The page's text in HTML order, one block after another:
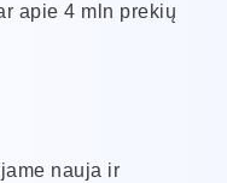
apie 4 mln prekių
nauja ir